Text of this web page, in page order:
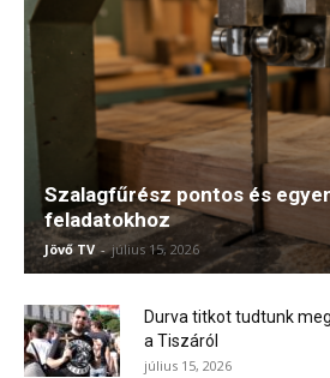
Szalagfűrész pontos és
feladatokhoz
Jövő TV - július 15, 2026
Durva titkot tudtunk
a Tiszáról
július 15, 2026